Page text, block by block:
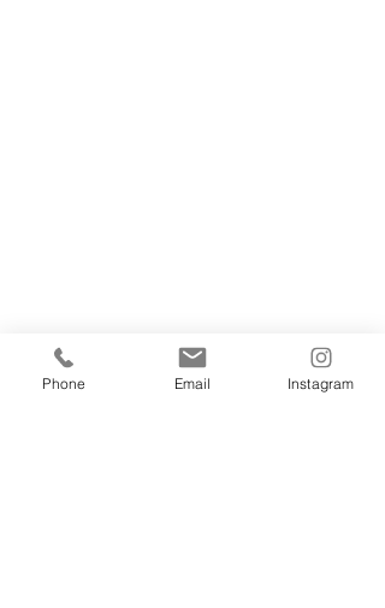
Phone Email Instagram